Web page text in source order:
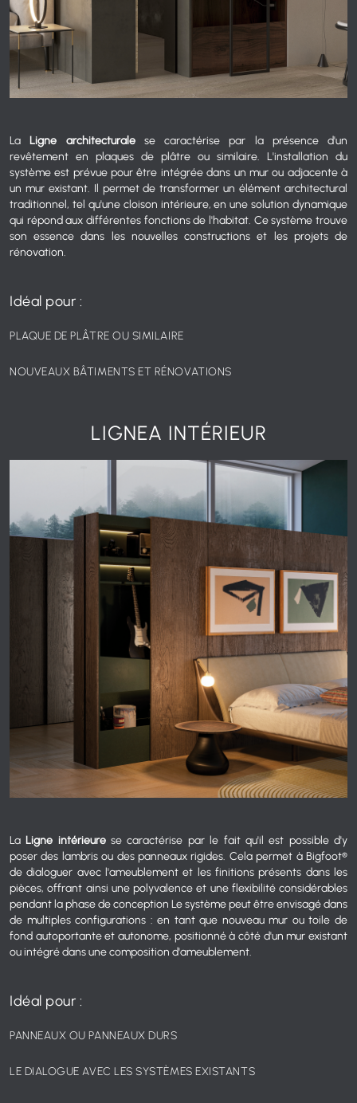
La Ligne architecturale se caractérise par la présence d'un
revêtement en plaques de plâtre ou similaire. L'installation du
système est prévue pour être intégrée dans un mur ou adjacente à
un mur existant. Il permet de transformer un élément architectural
traditionnel, tel qu'une cloison intérieure, en une solution dynamique
qui répond aux différentes fonctions de l'habitat. Ce système trouve
son essence dans les nouvelles constructions et les projets de
rénovation.
Idéal pour :
PLAQUE DE PLÂTRE OU SIMILAIRE
NOUVEAUX BÂTIMENTS ET RÉNOVATIONS
LIGNEA INTÉRIEUR
La Ligne intérieurese caractérise par le fait qu'il est possible d'y
poser des lambris ou des panneaux rigides. Cela permet à Bigfoot®
de dialoguer avec l'ameublement et les finitions présents dans les
pièces, offrant ainsi une polyvalence et une flexibilité considérables
pendant la phase de conception Le système peut être envisagé dans
de multiples configurations : en tant que nouveau mur ou toile de
fond autoportante et autonome, positionné à côté d'un mur existant
ou intégré dans une composition d'ameublement.
Idéal pour :
PANNEAUX OU PANNEAUX DURS
LE DIALOGUE AVEC LES SYSTÈMES EXISTANTS